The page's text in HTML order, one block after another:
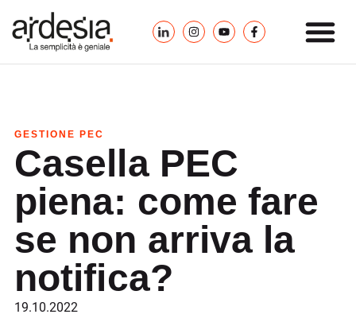
GESTIONE PEC
Casella PEC
piena: come fare
se non arriva la
notifica?
19.10.2022